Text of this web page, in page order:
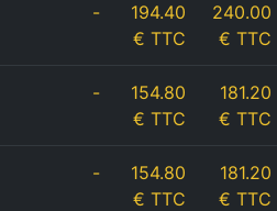
-
194.40
€ TTC
240.00
€ TTC
-
154.80
€ TTC
181.20
€ TTC
-
154.80
€ TTC
181.20
€ TTC